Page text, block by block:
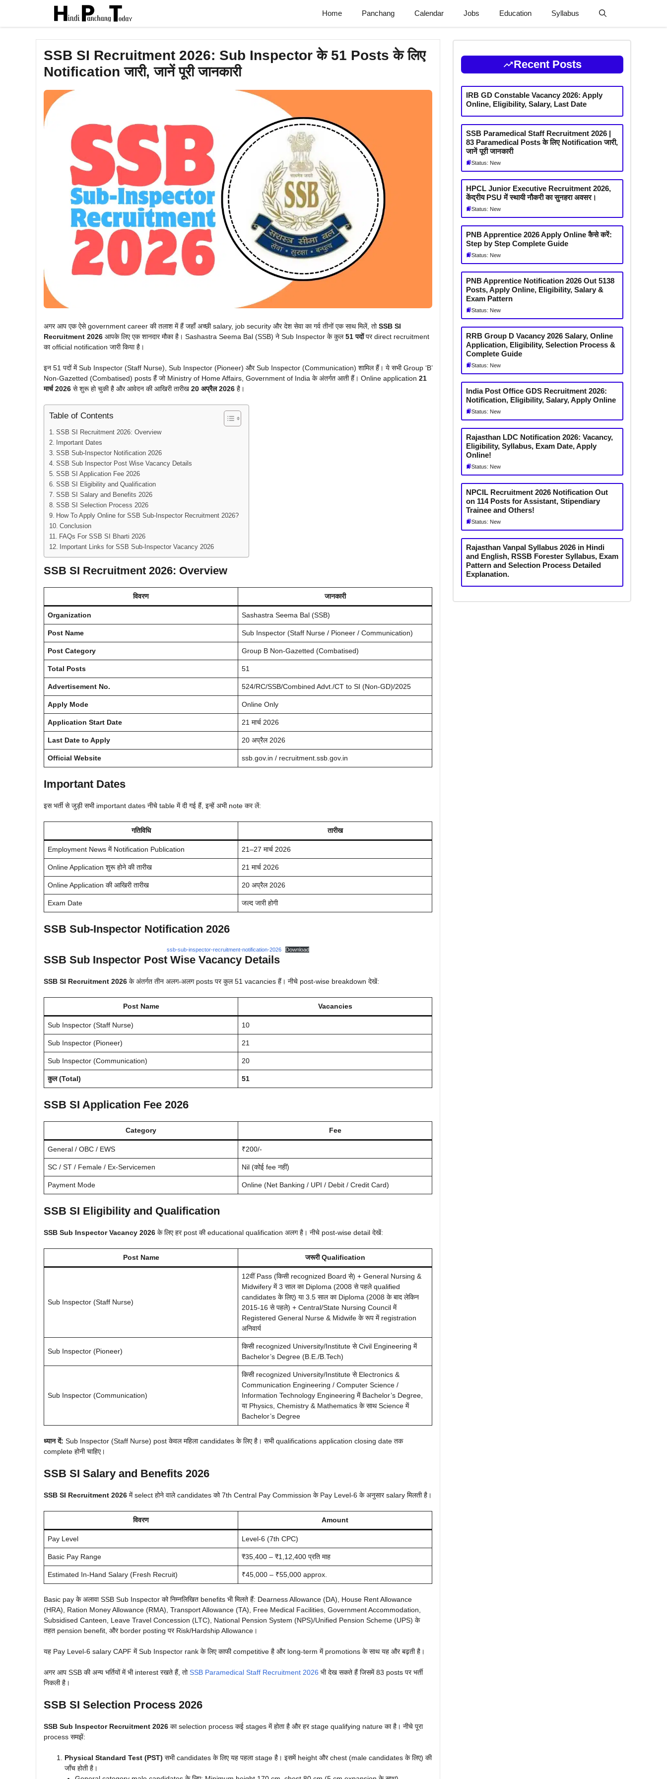
content
Home Panchang Calendar Jobs Education Syllabus
SSB SI Recruitment 2026: Sub Inspector के 51 Posts के लिए
Notification जारी, जानें पूरी जानकारी
अगर आप एक ऐसे government career की तलाश में हैं जहाँ अच्छी salary, job security और देश सेवा का गर्व तीनों एक साथ मिलें, तोSSB SI
Recruitment 2026 आपके लिए एक शानदार मौका है। Sashastra Seema Bal (SSB) ने Sub Inspector के कुल51 पदोंपर direct recruitment
का official notification जारी किया है।
इन 51 पदों में Sub Inspector (Staff Nurse), Sub Inspector (Pioneer) और Sub Inspector (Communication) शामिल हैं। ये सभी Group ‘B’
Non-Gazetted (Combatised) posts हैं जो Ministry of Home Affairs, Government of India के अंतर्गत आती हैं। Online application 21
मार्च 2026 से शुरू हो चुकी है और आवेदन की आखिरी तारीख 20 अप्रैल 2026 है।
Table of Contents
SSB SI Recruitment 2026: Overview
Important Dates
SSB Sub-Inspector Notification 2026
SSB Sub Inspector Post Wise Vacancy Details
SSB SI Application Fee 2026
SSB SI Eligibility and Qualification
SSB SI Salary and Benefits 2026
SSB SI Selection Process 2026
How To Apply Online for SSB Sub-Inspector Recruitment 2026?
Conclusion
FAQs For SSB SI Bharti 2026
Important Links for SSB Sub-Inspector Vacancy 2026
SSB SI Recruitment 2026: Overview
विवरण जानकारी
Organization Sashastra Seema Bal (SSB)
Post Name Sub Inspector (Staff Nurse / Pioneer / Communication)
Post Category Group B Non-Gazetted (Combatised)
Total Posts 51
Advertisement No. 524/RC/SSB/Combined Advt./CT to SI (Non-GD)/2025
Apply Mode Online Only
Application Start Date 21 मार्च 2026
Last Date to Apply 20 अप्रैल 2026
Official Website ssb.gov.in / recruitment.ssb.gov.in
Important Dates
इस भर्ती से जुड़ी सभी important dates नीचे table में दी गई हैं, इन्हें अभी note कर लें:
गतिविधि तारीख
Employment News में Notification Publication 21–27 मार्च 2026
Online Application शुरू होने की तारीख 21 मार्च 2026
Online Application की आखिरी तारीख 20 अप्रैल 2026
Exam Date जल्द जारी होगी
SSB Sub-Inspector Notification 2026
ssb-sub-inspector-recruitment-notification-2026 Download
SSB Sub Inspector Post Wise Vacancy Details
SSB SI Recruitment 2026 के अंतर्गत तीन अलग-अलग posts पर कुल 51 vacancies हैं। नीचे post-wise breakdown देखें:
Post Name Vacancies
Sub Inspector (Staff Nurse) 10
Sub Inspector (Pioneer) 21
Sub Inspector (Communication) 20
कुल (Total) 51
SSB SI Application Fee 2026
Category Fee
General / OBC / EWS ₹200/-
SC / ST / Female / Ex-Servicemen Nil (कोई fee नहीं)
Payment Mode Online (Net Banking / UPI / Debit / Credit Card)
SSB SI Eligibility and Qualification
SSB Sub Inspector Vacancy 2026 के लिए हर post की educational qualification अलग है। नीचे post-wise detail देखें:
Post Name जरूरी Qualification
Sub Inspector (Staff Nurse)
12वीं Pass (किसी recognized Board से) + General Nursing &
Midwifery में 3 साल का Diploma (2008 से पहले qualified
candidates के लिए) या 3.5 साल का Diploma (2008 के बाद लेकिन
2015-16 से पहले) + Central/State Nursing Council में
Registered General Nurse & Midwife के रूप में registration
अनिवार्य
Sub Inspector (Pioneer)
किसी recognized University/Institute से Civil Engineering में
Bachelor’s Degree (B.E./B.Tech)
Sub Inspector (Communication)
किसी recognized University/Institute से Electronics &
Communication Engineering / Computer Science /
Information Technology Engineering में Bachelor’s Degree,
या Physics, Chemistry & Mathematics के साथ Science में
Bachelor’s Degree
ध्यान दें: Sub Inspector (Staff Nurse) post केवल महिला candidates के लिए है। सभी qualifications application closing date तक
complete होनी चाहिए।
SSB SI Salary and Benefits 2026
SSB SI Recruitment 2026 में select होने वाले candidates को 7th Central Pay Commission के Pay Level-6 के अनुसार salary मिलती है।
विवरण Amount
Pay Level Level-6 (7th CPC)
Basic Pay Range ₹35,400 – ₹1,12,400 प्रति माह
Estimated In-Hand Salary (Fresh Recruit) ₹45,000 – ₹55,000 approx.
Basic pay के अलावा SSB Sub Inspector को निम्नलिखित benefits भी मिलते हैं: Dearness Allowance (DA), House Rent Allowance
(HRA), Ration Money Allowance (RMA), Transport Allowance (TA), Free Medical Facilities, Government Accommodation,
Subsidised Canteen, Leave Travel Concession (LTC), National Pension System (NPS)/Unified Pension Scheme (UPS) के
तहत pension benefit, और border posting पर Risk/Hardship Allowance।
यह Pay Level-6 salary CAPF में Sub Inspector rank के लिए काफी competitive है और long-term में promotions के साथ यह और बढ़ती है।
अगर आप SSB की अन्य भर्तियों में भी interest रखते हैं, तोSSB Paramedical Staff Recruitment 2026 भी देख सकते हैं जिसमें 83 posts पर भर्ती
निकली है।
SSB SI Selection Process 2026
SSB Sub Inspector Recruitment 2026 का selection process कई stages में होता है और हर stage qualifying nature का है। नीचे पूरा
process समझें:
Physical Standard Test (PST) सभी candidates के लिए यह पहला stage है। इसमें height और chest (male candidates के लिए) की
जाँच होती है।
Recent Posts
IRB GD Constable Vacancy 2026: Apply
Online, Eligibility, Salary, Last Date
SSB Paramedical Staff Recruitment 2026 |
83 Paramedical Posts के लिए Notification जारी,
जानें पूरी जानकारी
Status: New
HPCL Junior Executive Recruitment 2026,
केंद्रीय PSU में स्थायी नौकरी का सुनहरा अवसर।
Status: New
PNB Apprentice 2026 Apply Online कैसे करें:
Step by Step Complete Guide
Status: New
PNB Apprentice Notification 2026 Out 5138
Posts, Apply Online, Eligibility, Salary &
Exam Pattern
Status: New
RRB Group D Vacancy 2026 Salary, Online
Application, Eligibility, Selection Process &
Complete Guide
Status: New
India Post Office GDS Recruitment 2026:
Notification, Eligibility, Salary, Apply Online
Status: New
Rajasthan LDC Notification 2026: Vacancy,
Eligibility, Syllabus, Exam Date, Apply
Online!
Status: New
NPCIL Recruitment 2026 Notification Out
on 114 Posts for Assistant, Stipendiary
Trainee and Others!
Status: New
Rajasthan Vanpal Syllabus 2026 in Hindi
and English, RSSB Forester Syllabus, Exam
Pattern and Selection Process Detailed
Explanation.